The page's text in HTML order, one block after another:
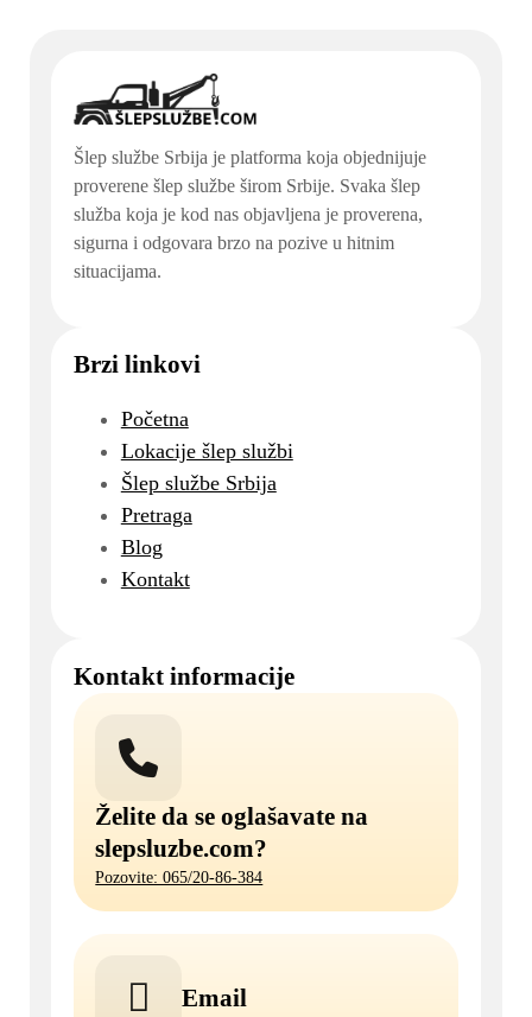
Šlep službe Srbija je platforma koja objednijuje
proverene šlep službe širom Srbije. Svaka šlep
služba koja je kod nas objavljena je proverena,
sigurna i odgovara brzo na pozive u hitnim
situacijama.
Brzi linkovi
Početna
Lokacije šlep službi
Šlep službe Srbija
Pretraga
Blog
Kontakt
Kontakt informacije
Želite da se oglašavate na
slepsluzbe.com?
Pozovite: 065/20-86-384
Email